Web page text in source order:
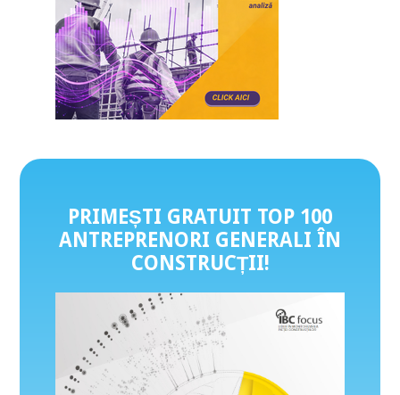
PRIMEȘTI GRATUIT TOP 100
ANTREPRENORI GENERALI ÎN
CONSTRUCȚII!